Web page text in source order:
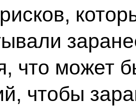
что может
чтобы